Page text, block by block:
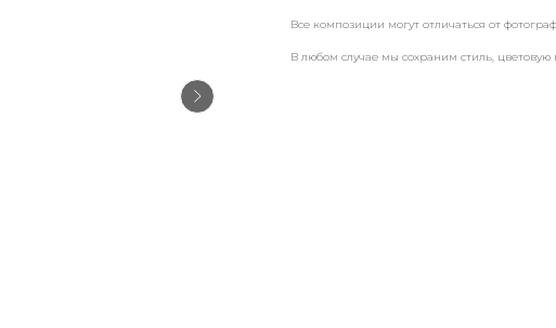
Все композиции могут отличаться от
В любом случае мы сохраним стиль,